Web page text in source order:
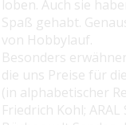
loben. Auch sie
Spaß gehabt.
von Hobbylauf.
Besonders
die uns Preise für
(in alphabetischer
Friedrich Kohl;